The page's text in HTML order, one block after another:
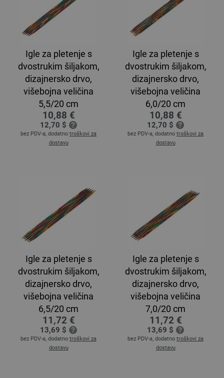
Igle za pletenje s
dvostrukim šiljakom,
dizajnersko drvo,
višebojna veličina
5,5/20 cm
10,88 €
12,70 $
bez PDV-a, dodatno troškovi za
dostavu
Igle za pletenje s
dvostrukim šiljakom,
dizajnersko drvo,
višebojna veličina
6,0/20 cm
10,88 €
12,70 $
bez PDV-a, dodatno troškovi za
dostavu
Igle za pletenje s
dvostrukim šiljakom,
dizajnersko drvo,
višebojna veličina
6,5/20 cm
11,72 €
13,69 $
bez PDV-a, dodatno troškovi za
dostavu
Igle za pletenje s
dvostrukim šiljakom,
dizajnersko drvo,
višebojna veličina
7,0/20 cm
11,72 €
13,69 $
bez PDV-a, dodatno troškovi za
dostavu